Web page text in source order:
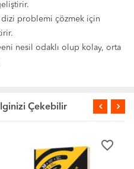
dizi problemi çözmek için
nesil odaklı olup kolay, orta
Çekebilir
favorite_border